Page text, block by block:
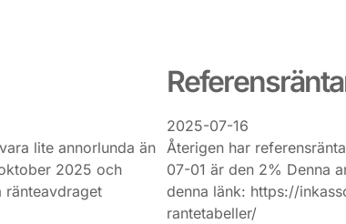
lite annorlunda än
2025 och
ränteavdraget
2025-07-16
Återigen har
07-01 är den 2% Denna
denna länk: https://
rantetabeller/